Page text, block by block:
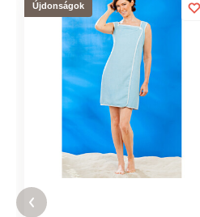
Újdonságok